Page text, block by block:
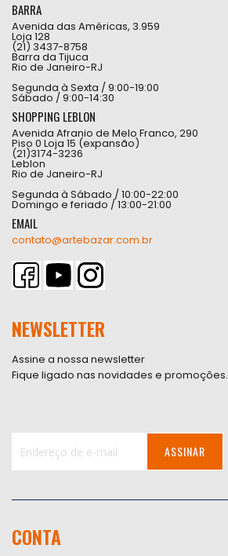
BARRA
Avenida das Américas, 3.959
Loja 128
(21) 3437-8758
Barra da Tijuca
Rio de Janeiro-RJ
Segunda à Sexta / 9:00-19:00
Sábado / 9:00-14:30
SHOPPING LEBLON
Avenida Afranio de Melo Franco, 290
Piso 0 Loja 15 (expansão)
(21)3174-3236
Leblon
Rio de Janeiro-RJ
Segunda à Sábado / 10:00-22:00
Domingo e feriado / 13:00-21:00
EMAIL
contato@artebazar.com.br
NEWSLETTER
Assine a nossa newsletter
Fique ligado nas novidades e promoções.
Newsletter:
ASSINAR
CONTA